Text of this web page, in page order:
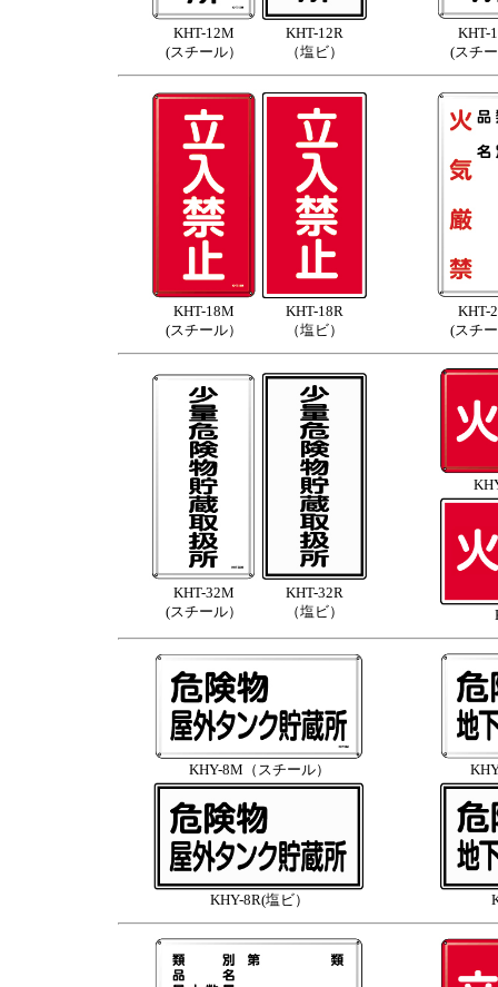
KHT-12M
(スチール）
KHT-12R
（塩ビ）
KHT-
(スチ
KHT-18M
(スチール）
KHT-18R
（塩ビ）
KHT-
(スチ
KHT-32M
(スチール）
KHT-32R
（塩ビ）
KHY-8M（スチール）
KHY-8R(塩ビ）